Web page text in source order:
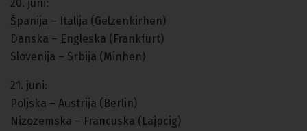
20. juni:
Španija – Italija (Gelzenkirhen)
Danska – Engleska (Frankfurt)
Slovenija – Srbija (Minhen)
21. juni:
Poljska – Austrija (Berlin)
Nizozemska – Francuska (Lajpcig)